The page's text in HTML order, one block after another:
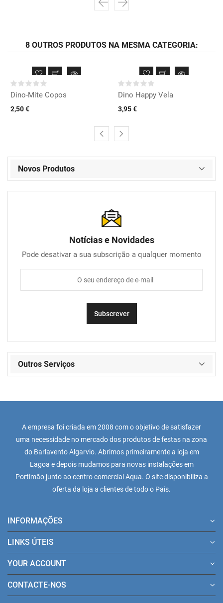
8 OUTROS PRODUTOS NA MESMA CATEGORIA:
Dino-Mite Copos
2,50 €
Dino Happy Vela
3,95 €
Novos Produtos
Notícias e Novidades
Pode desativar a sua subscrição a qualquer momento
Outros Serviços
A empresa foi criada em 2008 com o objetivo de satisfazer
uma necessidade no mercado dos produtos de festas na zona
do Barlavento Algarvio. Abrimos primeiramente a loja em
Lagoa e depois mudamos para novas instalações em
Portimão junto ao centro comercial Aqua. O site disponibiliza a
oferta da loja a clientes de todo o Pais.
INFORMAÇÕES
LINKS ÚTEIS
YOUR ACCOUNT
CONTACTE-NOS